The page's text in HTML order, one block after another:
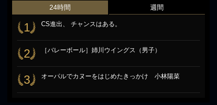
24時間
1 CS進出、 チャンスはある。
2 ［バレーボール］姉川ウイングス（男子）
3 オーパルでカヌーをはじめたきっかけ 小林陽菜
週間